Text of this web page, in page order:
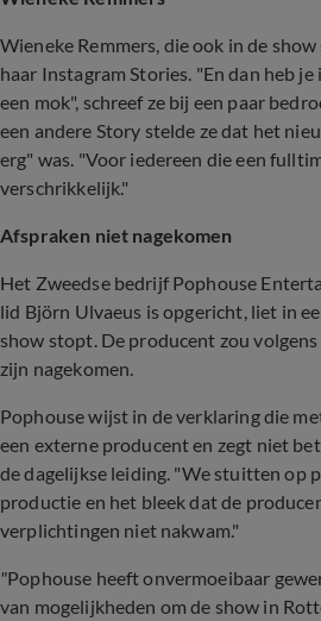
Wieneke Remmers, die ook in de
haar Instagram Stories. "En dan heb
een mok", schreef ze bij een paar
een andere Story stelde ze dat het
erg" was. "Voor iedereen die een
verschrikkelijk."
Afspraken niet nagekomen
Het Zweedse bedrijf Pophouse
lid Björn Ulvaeus is opgericht, liet in
show stopt. De producent zou
zijn nagekomen.
Pophouse wijst in de verklaring die
een externe producent en zegt niet
de dagelijkse leiding. "We stuitten op
productie en het bleek dat de
verplichtingen niet nakwam."
"Pophouse heeft onvermoeibaar
van mogelijkheden om de show in